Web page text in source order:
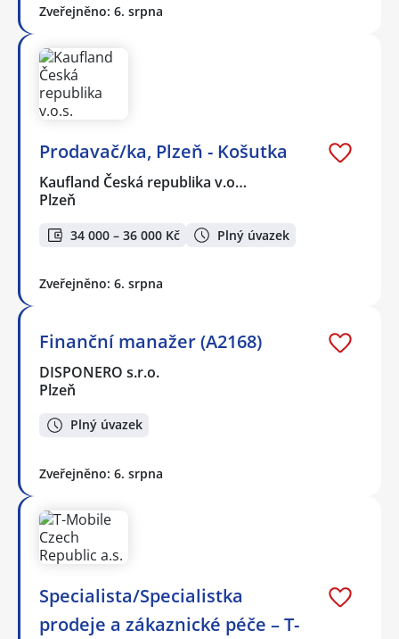
Zveřejněno: 6. srpna
Prodavač/ka, Plzeň - Košutka
Kaufland Česká republika v.o…
Plzeň
34 000 – 36 000 Kč Plný úvazek
Zveřejněno: 6. srpna
Finanční manažer (A2168)
DISPONERO s.r.o.
Plzeň
Plný úvazek
Zveřejněno: 6. srpna
Specialista/Specialistka
prodeje a zákaznické péče – T-